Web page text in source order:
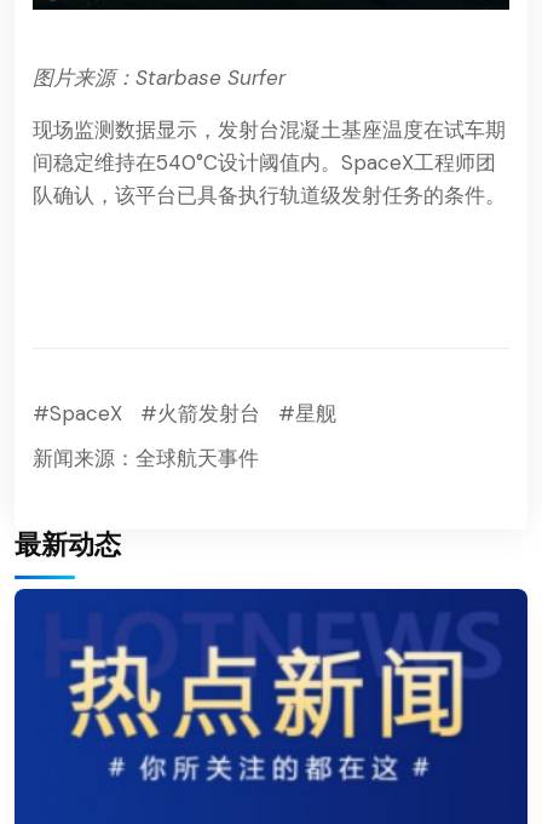
图片来源：Starbase Surfer
现场监测数据显示，发射台混凝土基座温度在试车期
间稳定维持在540°C设计阈值内。SpaceX工程师团
队确认，该平台已具备执行轨道级发射任务的条件。
#SpaceX #火箭发射台
#星舰
新闻来源：全球航天事件
最新动态